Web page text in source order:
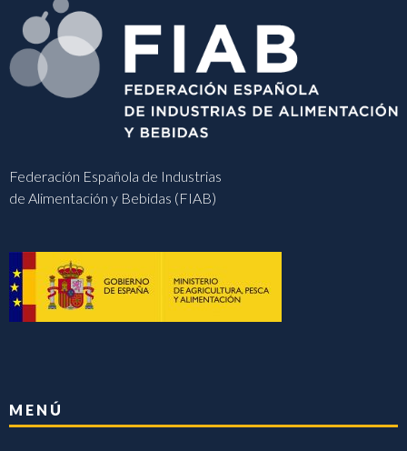
Federación Española de Industrias
de Alimentación y Bebidas (FIAB)
MENÚ